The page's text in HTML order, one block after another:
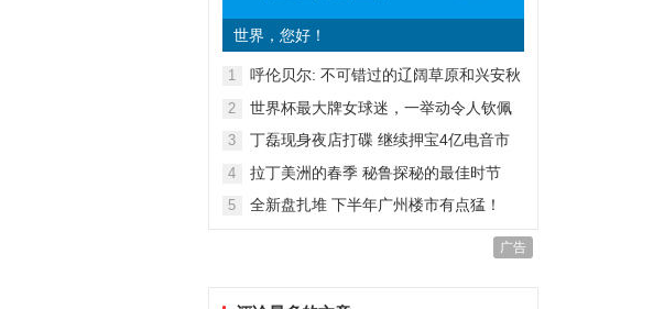
世界，您好！
1
呼伦贝尔: 不可错过的辽阔草原和兴安秋
2 世界杯最大牌女球迷，一举动令人钦佩
3
丁磊现身夜店打碟 继续押宝4亿电音市
4 拉丁美洲的春季 秘鲁探秘的最佳时节
5 全新盘扎堆 下半年广州楼市有点猛！
广告